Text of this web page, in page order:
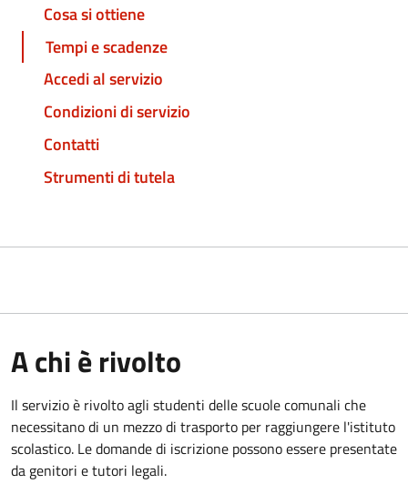
Cosa si ottiene
Tempi e scadenze
Accedi al servizio
Condizioni di servizio
Contatti
Strumenti di tutela
A chi è rivolto
Il servizio è rivolto agli studenti delle scuole comunali che
necessitano di un mezzo di trasporto per raggiungere l'istituto
scolastico. Le domande di iscrizione possono essere presentate
da genitori e tutori legali.